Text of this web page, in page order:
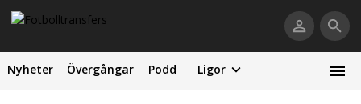
Nyheter Övergångar Podd Ligor